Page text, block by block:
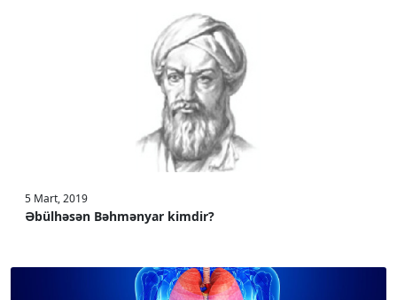
5 Mart, 2019
Əbülhəsən Bəhmənyar kimdir?